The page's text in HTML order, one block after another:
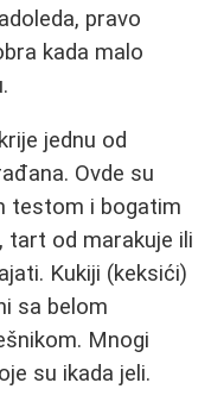
pravo
kada malo
jednu od
Ovde su
testom i bogatim
tart od marakuje ili
Kukiji (keksići)
sa belom
Mnogi
su ikada jeli.